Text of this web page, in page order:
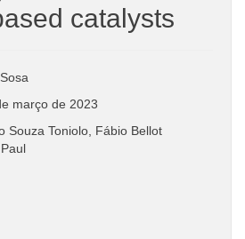
catalysts
março de 2023
Souza Toniolo, Fábio Bellot